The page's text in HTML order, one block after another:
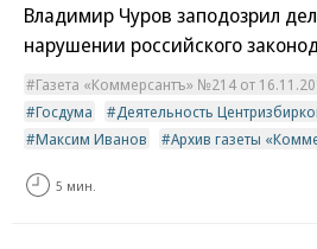
Владимир Чуров заподозрил
нарушении российского
Газета «Коммерсантъ» №214 от
Госдума
Деятельность
Максим Иванов
Архив газеты
5 мин.